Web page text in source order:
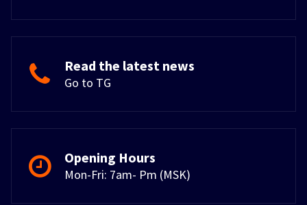
Read the latest news
Go to TG
Opening Hours
Mon-Fri: 7am- Pm (MSK)